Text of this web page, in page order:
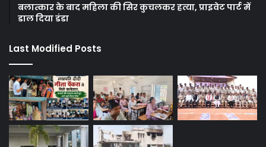
बलात्कार के बाद महिला की सिर कुचलकर हत्या, प्राइवेट पार्ट में
डाल दिया डंडा
Last Modified Posts